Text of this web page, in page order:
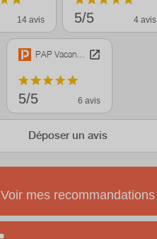
14 avis 5/5 4 avis
PAP Vacances
5/5 6 avis
Déposer un avis
Voir mes recommandations